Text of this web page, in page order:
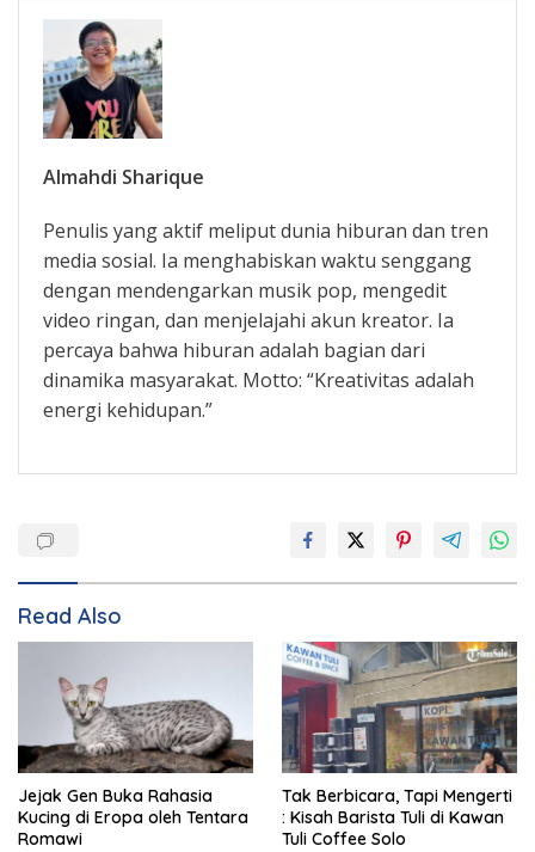
Almahdi Sharique
Penulis yang aktif meliput dunia hiburan dan tren
media sosial. Ia menghabiskan waktu senggang
dengan mendengarkan musik pop, mengedit
video ringan, dan menjelajahi akun kreator. Ia
percaya bahwa hiburan adalah bagian dari
dinamika masyarakat. Motto: “Kreativitas adalah
energi kehidupan.”
Read Also
Jejak Gen Buka Rahasia
Kucing di Eropa oleh Tentara
Romawi
Tak Berbicara, Tapi Mengerti
: Kisah Barista Tuli di Kawan
Tuli Coffee Solo